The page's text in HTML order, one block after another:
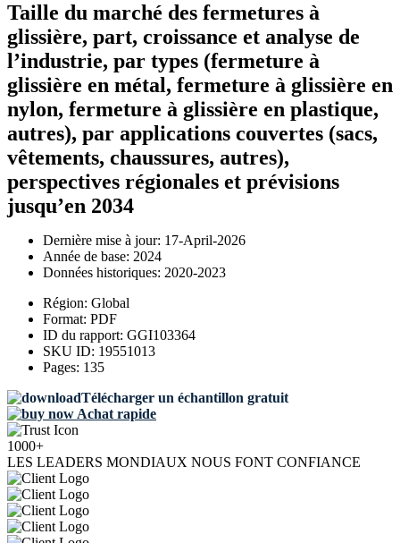
Taille du marché des fermetures à
glissière, part, croissance et analyse de
l’industrie, par types (fermeture à
glissière en métal, fermeture à glissière en
nylon, fermeture à glissière en plastique,
autres), par applications couvertes (sacs,
vêtements, chaussures, autres),
perspectives régionales et prévisions
jusqu’en 2034
Dernière mise à jour: 17-April-2026
Année de base: 2024
Données historiques: 2020-2023
Région: Global
Format: PDF
ID du rapport: GGI103364
SKU ID: 19551013
Pages: 135
Télécharger un échantillon gratuit
Achat rapide
1000+
LES LEADERS MONDIAUX NOUS FONT CONFIANCE